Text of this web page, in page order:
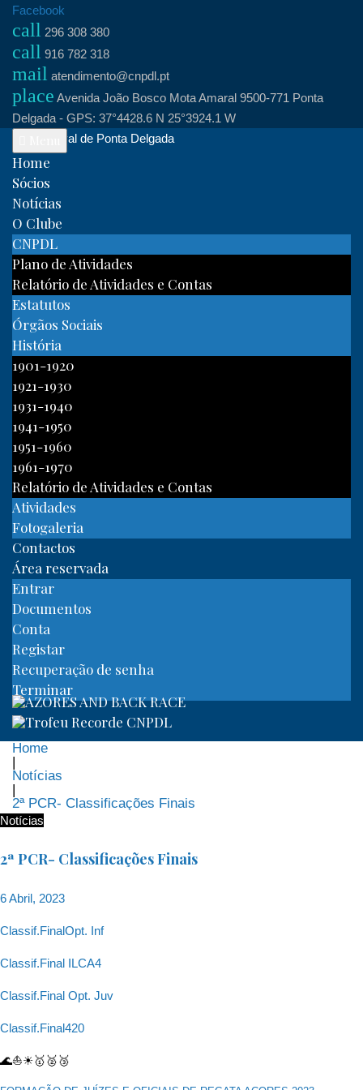
Skip
content
Facebook
call 296 308 380
call 916 782 318
mail atendimento@cnpdl.pt
place Avenida João Bosco Mota Amaral 9500-771 Ponta
Delgada - GPS: 37°4428.6 N 25°3924.1 W
Clube Naval de Ponta Delgada
Home
Sócios
Notícias
O Clube
CNPDL
Plano de Atividades
Relatório de Atividades e Contas
Estatutos
Órgãos Sociais
História
1901-1920
1921-1930
1931-1940
1941-1950
1951-1960
1961-1970
Relatório de Atividades e Contas
Atividades
Fotogaleria
Contactos
Área reservada
Entrar
Documentos
Conta
Registar
Recuperação de senha
Terminar
Home
|
Notícias
|
2ª PCR- Classificações Finais
Notícias
2ª PCR- Classificações Finais
6 Abril, 2023
Classif.FinalOpt. Inf
Classif.Final ILCA4
Classif.Final Opt. Juv
Classif.Final420
🌊⛵☀🥇🥈🥉